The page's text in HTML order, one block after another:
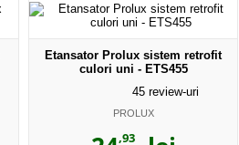
Etansator Prolux sistem retrofit
culori uni - ETS455
45review-uri
PROLUX
,93